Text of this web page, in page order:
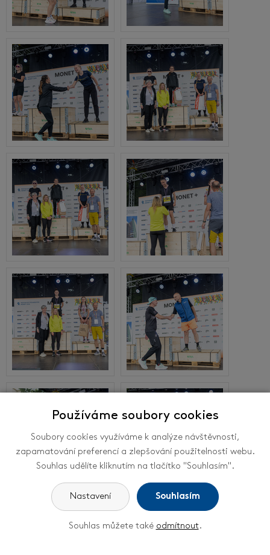
Předchozí 1 3 Následující
Používáme soubory cookies
Soubory cookies využíváme k analýze návštěvnosti,
zapamatování preferencí a zlepšování použitelnosti webu.
Souhlas udělíte kliknutím na tlačítko "Souhlasím".
Nastavení Souhlasím
Souhlas můžete také odmítnout.